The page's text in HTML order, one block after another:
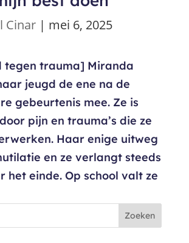
Cinar| mei 6, 2025
tegen trauma] Miranda
jeugd de ene na de
gebeurtenis mee. Ze is
pijn en trauma’s die ze
Haar enige uitweg
en ze verlangt steeds
het einde. Op school valt ze